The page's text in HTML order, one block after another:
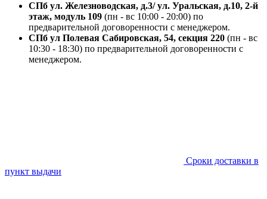
СПб ул. Железноводская, д.3/ ул. Уральская, д.10, 2-й
этаж, модуль 109 (пн - вс 10:00 - 20:00) по
предварительной договоренности с менеджером.
СПб ул Полевая Сабировская, 54, секция 220 (пн - вс
10:30 - 18:30) по предварительной договоренности с
менеджером.
Сроки доставки в
пункт выдачи